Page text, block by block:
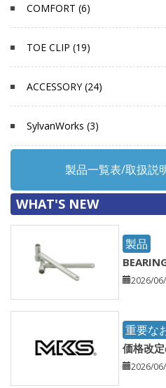
COMFORT (6)
TOE CLIP (19)
ACCESSORY (24)
SylvanWorks (3)
製品一覧表/取扱説
WHAT'S NEW
製品
2026/
重要な
価格改
2026/